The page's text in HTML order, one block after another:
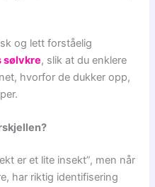
og lett forståelig
sølvkre, slik at du enklere
hvorfor de dukker opp,
er et lite insekt”, men når
har riktig identifisering